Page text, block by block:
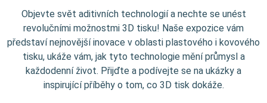
Objevte svět aditivních technologií a nechte se unést
revolučními možnostmi 3D tisku! Naše expozice vám
představí nejnovější inovace v oblasti plastového i kovového
tisku, ukáže vám, jak tyto technologie mění průmysl a
každodenní život. Přijďte a podívejte se na ukázky a
inspirující příběhy o tom, co 3D tisk dokáže.